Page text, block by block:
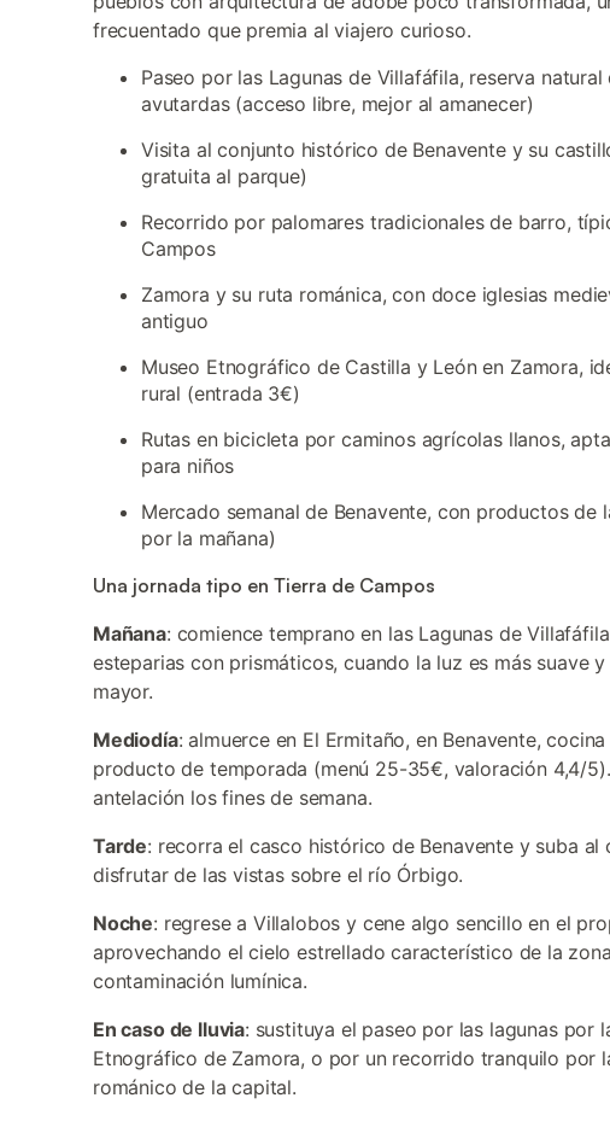
frecuentado que premia al viajero curioso.
Paseo por las Lagunas de Villafáfila, reserva
avutardas (acceso libre, mejor al amanecer)
Visita al conjunto histórico de Benavente y su
gratuita al parque)
Recorrido por palomares tradicionales de barro,
Campos
Zamora y su ruta románica, con doce iglesias
antiguo
Museo Etnográfico de Castilla y León en Zamora,
rural (entrada 3€)
Rutas en bicicleta por caminos agrícolas llanos,
para niños
Mercado semanal de Benavente, con productos de
por la mañana)
Una jornada tipo en Tierra de Campos
Mañana: comience temprano en las Lagunas de
esteparias con prismáticos, cuando la luz es más suave
mayor.
Mediodía: almuerce en El Ermitaño, en Benavente,
producto de temporada (menú 25-35€, valoración 4,4/
antelación los fines de semana.
Tarde: recorra el casco histórico de Benavente y suba
disfrutar de las vistas sobre el río Órbigo.
Noche: regrese a Villalobos y cene algo sencillo en el
aprovechando el cielo estrellado característico de la
contaminación lumínica.
En caso de lluvia: sustituya el paseo por las lagunas por
Etnográfico de Zamora, o por un recorrido tranquilo por
románico de la capital.